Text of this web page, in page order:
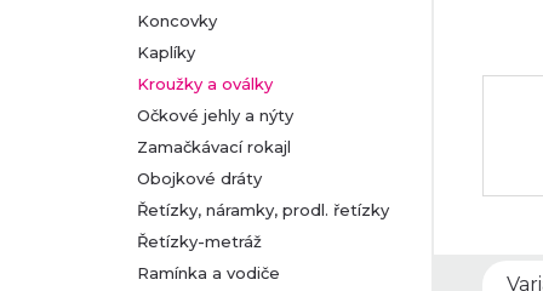
n
Koncovky
Kaplíky
Kroužky a oválky
Očkové jehly a nýty
Zamačkávací rokajl
Obojkové dráty
Řetízky, náramky, prodl. řetízky
Řetízky-metráž
Ramínka a vodiče